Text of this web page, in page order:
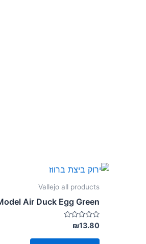
Vallejo all products
Air Duck Egg Green
דורג
0
מתוך
₪13.80